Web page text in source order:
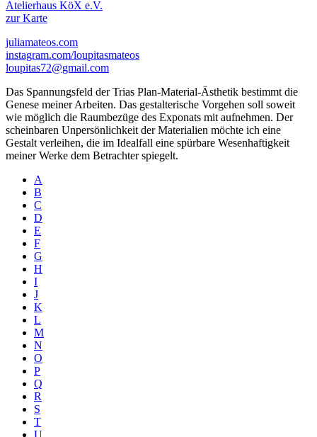
Atelierhaus KöX e.V.
zur Karte
juliamateos.com
instagram.com/loupitasmateos
loupitas72@gmail.com
Das Spannungsfeld der Trias Plan-Material-Ästhetik bestimmt die
Genese meiner Arbeiten. Das gestalterische Vorgehen soll soweit
wie möglich die Raumbezüge des Exponats mit aufnehmen. Der
scheinbaren Unpersönlichkeit der Materialien möchte ich eine
Gestalt verleihen, die im Idealfall eine spürbare Wesenhaftigkeit
meiner Werke dem Betrachter spiegelt.
A
B
C
D
E
F
G
H
I
J
K
L
M
N
O
P
Q
R
S
T
U